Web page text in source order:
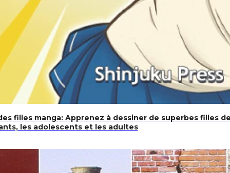
à leurs yeux. »
filles manga: Apprenez à dessiner de superbes filles
les adolescents et les adultes